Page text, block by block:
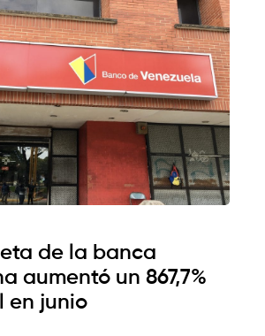
de la banca
aumentó un 867,7%
en junio